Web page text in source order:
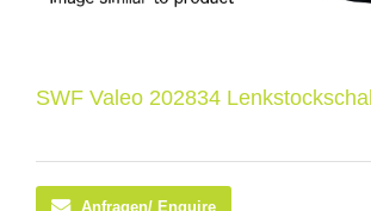
SWF Valeo 202834
Anfragen/ Enquire